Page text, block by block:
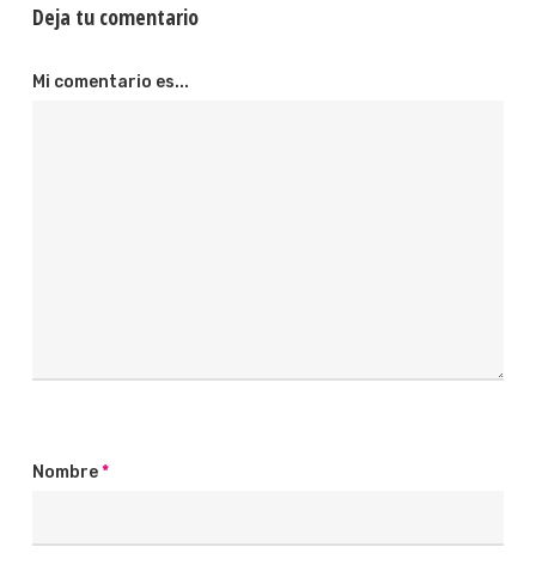
Deja tu comentario
Mi comentario es...
Nombre*